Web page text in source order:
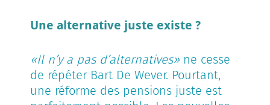
Une alternative juste existe ?
«Il n’y a pas d’alternatives» ne cesse
de répéter Bart De Wever. Pourtant,
une réforme des pensions juste est